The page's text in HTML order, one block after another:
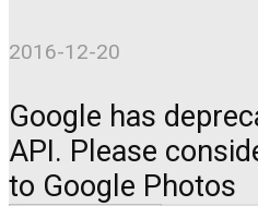
2016-12-20
Google has
API. Please
to Google Photos